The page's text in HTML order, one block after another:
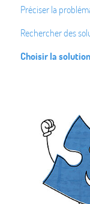
Préciser la
Rechercher des
Choisir la